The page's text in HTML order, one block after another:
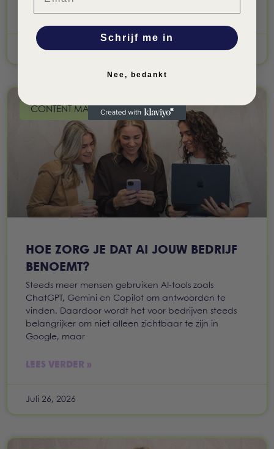
LEES VERDER »
Augustus 3, 2026
CONTENT MARKETING
HOE ZORG JE DAT AI JOUW BEDRIJF
BENOEMT?
Steeds meer mensen gebruiken AI-tools zoals
ChatGPT, Gemini en Copilot om antwoorden te
vinden. Daardoor wordt het voor bedrijven steeds
belangrijker om niet alleen zichtbaar te zijn in
Google, maar
LEES VERDER »
Juli 26, 2026
Schrijf me in
Nee, bedankt